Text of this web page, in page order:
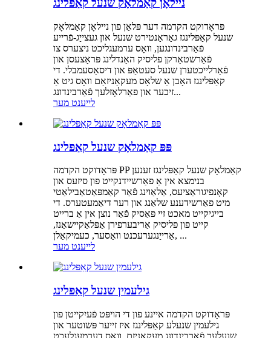
ניילאָן קאַמלאָק שנעל קאַפּלינג
פּראָדוקט הקדמה דער פּלאַן פון ניילאָן קאַמלאָק
שנעל קאַפּלינגז גאַראַנטירט שנעל און געצייַג-פֿרייע
פֿאַרבינדונגען, וואָס ערמעגליכט ניצערס צו
פֿאַרשטאַרקן פליסיק האַנדלינג פּראָצעסן און
פֿאַרלייכטערן שנעל סעטאַפּ און דיסאַסעמבלי. די
קאַפּלינגז האָבן אַ שלאָס מעקאַניזאַם וואָס גיט אַ
זיכער און פאַרלאָזלעך פֿאַרבינדונג...
לייענט מער
פּפּ קאַמלאָק שנעל קאַפּלינג
פּראָדוקט הקדמה PP קאַמלאָק שנעל קאַפּלינגז זענען
בנימצא אין אַ פאַרשיידנקייט פון סיזעס און
קאָנפיגוראַציעס, אַלאַוינג פֿאַר קאַמפּאַטאַבילאַטי
מיט פאַרשידענע שלאַנג און רער דיאַמעטערס. די
בייגיקייט מאכט זיי פּאַסיק פֿאַר נוצן אין אַ ברייט
קייט פון פליסיק אַריבערפירן אַפּלאַקיישאַנז,
אַרייַנגערעכנט וואַסער, כעמיקאַלן, ...
לייענט מער
גילעמין שנעל קאַפּלינג
פּראָדוקט הקדמה איינע פון ​​די הויפּט פֿעיִקייטן פון
גילעמין שנעלע קאַפּלינגז איז זייער פּשוטער און
שנעלער פֿאַרבינדונג מעקאַניזם, וואָס דערמעגלעכט